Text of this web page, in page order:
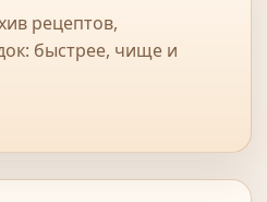
рецептов,
быстрее, чище и